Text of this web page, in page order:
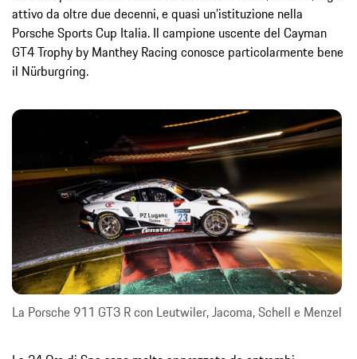
attivo da oltre due decenni, e quasi un’istituzione nella
Porsche Sports Cup Italia. Il campione uscente del Cayman
GT4 Trophy by Manthey Racing conosce particolarmente bene
il Nürburgring.
La Porsche 911 GT3 R con Leutwiler, Jacoma, Schell e Menzel